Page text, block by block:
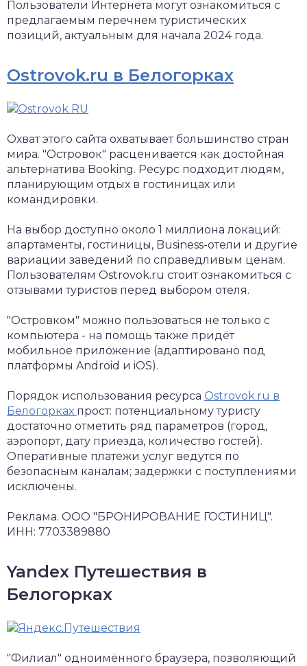
Пользователи Интернета могут ознакомиться с
предлагаемым перечнем туристических
позиций, актуальным для начала 2024 года.
Ostrovok.ru в Белогорках
Охват этого сайта охватывает большинство стран
мира. "Островок" расценивается как достойная
альтернатива Booking. Ресурс подходит людям,
планирующим отдых в гостиницах или
командировки.
На выбор доступно около 1 миллиона локаций:
апартаменты, гостиницы, Business-отели и другие
вариации заведений по справедливым ценам.
Пользователям Ostrovok.ru стоит ознакомиться с
отзывами туристов перед выбором отеля.
"Островком" можно пользоваться не только с
компьютера - на помощь также придёт
мобильное приложение (адаптировано под
платформы Android и iOS).
Порядок использования ресурса Ostrovok.ru в
Белогорках прост: потенциальному туристу
достаточно отметить ряд параметров (город,
аэропорт, дату приезда, количество гостей).
Оперативные платежи услуг ведутся по
безопасным каналам; задержки с поступлениями
исключены.
Реклама. ООО "БРОНИРОВАНИЕ ГОСТИНИЦ".
ИНН: 7703389880
Yandex Путешествия в
Белогорках
"Филиал" одноимённого браузера, позволяющий